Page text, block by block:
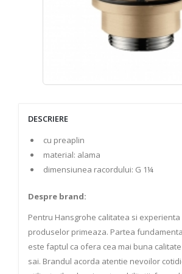
DESCRIERE
cu preaplin
material: alama
dimensiunea racordului: G 1¼
Despre brand:
Pentru Hansgrohe calitatea si
produselor primeaza. Partea
este faptul ca ofera cea mai buna
sai. Brandul acorda atentie nevoilor